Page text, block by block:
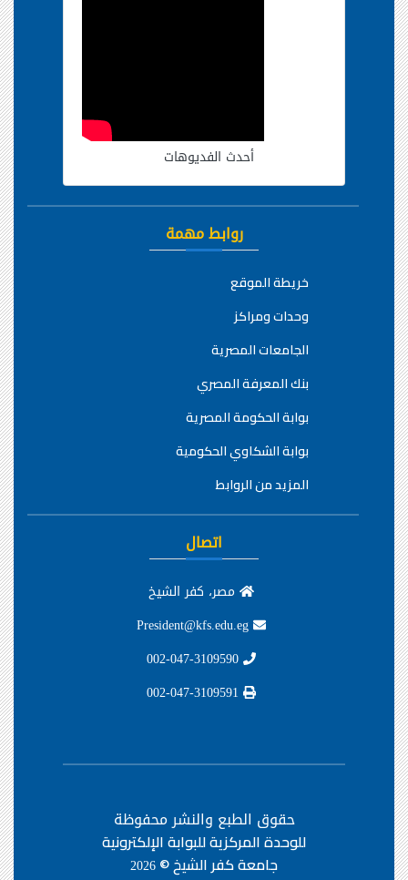
أحدث الفديوهات
روابط مهمة
خريطة الموقع
وحدات ومراكز
الجامعات المصرية
بنك المعرفة المصري
بوابة الحكومة المصرية
بوابة الشكاوي الحكومية
المزيد من الروابط
اتصال
مصر، كفر الشيخ
حقوق الطبع والنشر محفوظة
للوحدة المركزية للبوابة الإلكترونية
جامعة كفر الشيخ ©2026